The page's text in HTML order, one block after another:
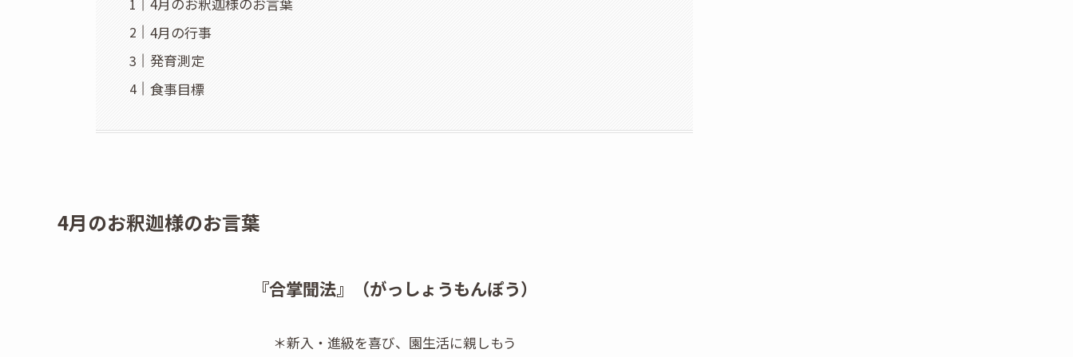
4月の行事
発育測定
食事目標
4月のお釈迦様のお言葉
『合掌聞法』（がっしょうもんぽう）
＊新入・進級を喜び、園生活に親しもう